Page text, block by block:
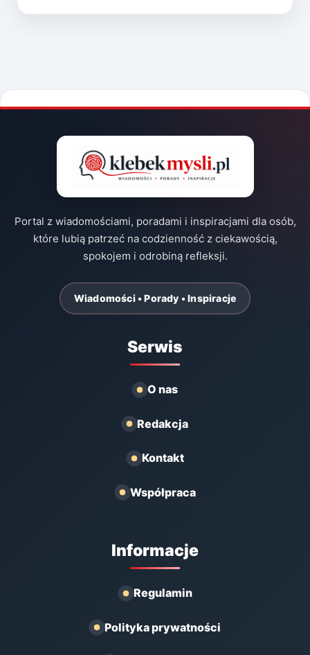
Portal z wiadomościami, poradami i inspiracjami dla osób,
które lubią patrzeć na codzienność z ciekawością,
spokojem i odrobiną refleksji.
Wiadomości • Porady • Inspiracje
Serwis
O nas
Redakcja
Kontakt
Współpraca
Informacje
Regulamin
Polityka prywatności